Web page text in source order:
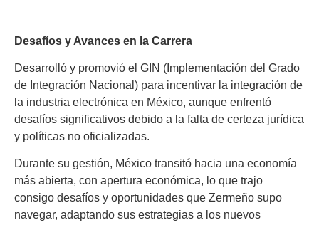
Desafíos y Avances en la Carrera
Desarrolló y promovió el GIN (Implementación del Grado
de Integración Nacional) para incentivar la integración de
la industria electrónica en México, aunque enfrentó
desafíos significativos debido a la falta de certeza jurídica
y políticas no oficializadas.
Durante su gestión, México transitó hacia una economía
más abierta, con apertura económica, lo que trajo
consigo desafíos y oportunidades que Zermeño supo
navegar, adaptando sus estrategias a los nuevos